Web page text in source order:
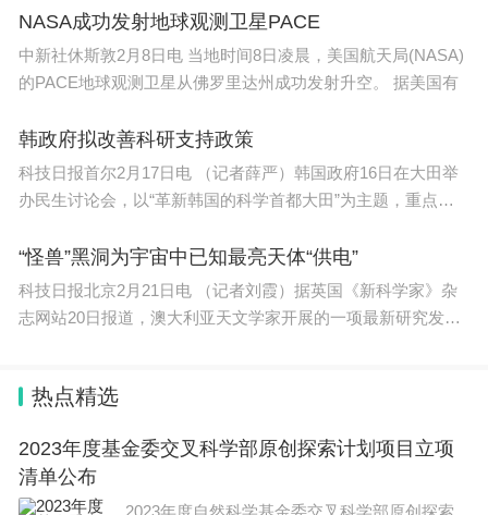
NASA成功发射地球观测卫星PACE
中新社休斯敦2月8日电 当地时间8日凌晨，美国航天局(NASA)
的PACE地球观测卫星从佛罗里达州成功发射升空。 据美国有
韩政府拟改善科研支持政策
科技日报首尔2月17日电 （记者薛严）韩国政府16日在大田举
办民生讨论会，以“革新韩国的科学首都大田”为主题，重点讨
“怪兽”黑洞为宇宙中已知最亮天体“供电”
科技日报北京2月21日电 （记者刘霞）据英国《新科学家》杂
志网站20日报道，澳大利亚天文学家开展的一项最新研究发
热点精选
2023年度基金委交叉科学部原创探索计划项目立项
清单公布
2023年度自然科学基金委交叉科学部原创探索